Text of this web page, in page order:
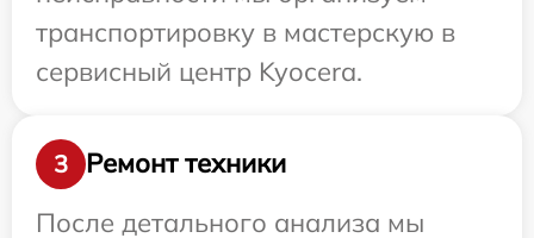
транспортировку в мастерскую в
сервисный центр Kyocera.
3
Ремонт техники
После детального анализа мы